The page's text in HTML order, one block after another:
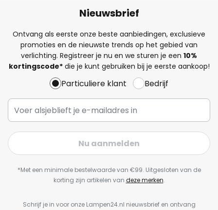
Nieuwsbrief
Ontvang als eerste onze beste aanbiedingen, exclusieve
promoties en de nieuwste trends op het gebied van
verlichting. Registreer je nu en we sturen je een 10%
kortingscode*die je kunt gebruiken bij je eerste aankoop!
Particuliere klant Bedrijf
Nu aanmelden
*Met een minimale bestelwaarde van €99. Uitgesloten van de
korting zijn artikelen van deze merken.
Schrijf je in voor onze Lampen24.nl nieuwsbrief en ontvang